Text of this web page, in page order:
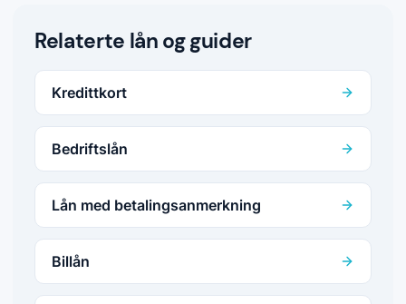
Relaterte lån og guider
Kredittkort
Bedriftslån
Lån med betalingsanmerkning
Billån